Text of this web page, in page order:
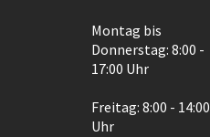
Montag bis
Donnerstag: 8:00 -
17:00 Uhr
Freitag: 8:00 - 14:00
Uhr